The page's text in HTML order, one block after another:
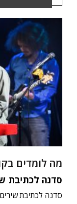
מה לומדים
סדנה לכתיבת
סדנה לכתיבת